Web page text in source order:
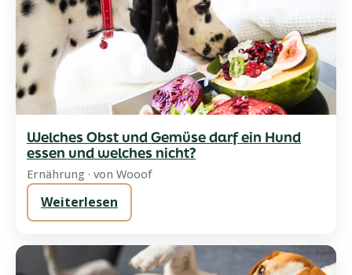
Welches Obst und Gemüse darf ein Hund
essen und welches nicht?
Ernährung · von Wooof
Weiterlesen